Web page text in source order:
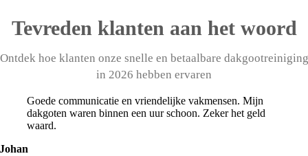
Tevreden klanten aan het woord
Ontdek hoe klanten onze snelle en betaalbare dakgootreiniging
in 2026 hebben ervaren
Goede communicatie en vriendelijke vakmensen. Mijn
dakgoten waren binnen een uur schoon. Zeker het geld
waard.
Johan